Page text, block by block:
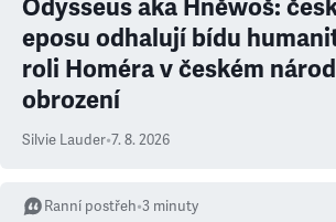
Odysseus aka Hněwoš:
eposu odhalují bídu
roli Homéra v českém
obrození
Silvie Lauder•7. 8. 2026
Ranní postřeh•3 minuty